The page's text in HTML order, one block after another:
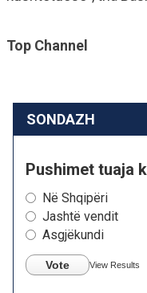
Top Channel
SONDAZH
Pushimet tuaja
Në Shqipëri
Jashtë vendit
Asgjëkundi
Vote View Results